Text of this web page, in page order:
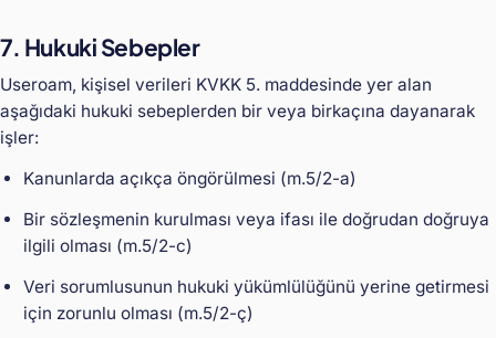
7. Hukuki Sebepler
Useroam, kişisel verileri KVKK 5. maddesinde yer alan
aşağıdaki hukuki sebeplerden bir veya birkaçına dayanarak
işler:
Kanunlarda açıkça öngörülmesi (m.5/2-a)
Bir sözleşmenin kurulması veya ifası ile doğrudan doğruya
ilgili olması (m.5/2-c)
Veri sorumlusunun hukuki yükümlülüğünü yerine getirmesi
için zorunlu olması (m.5/2-ç)